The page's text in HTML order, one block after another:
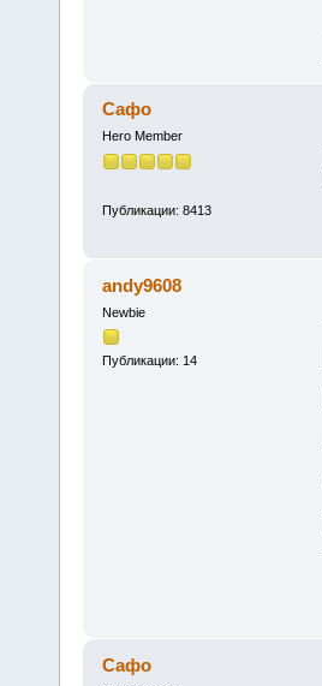
Сафо
Hero Member
Публикации: 8413
andy9608
Newbie
Публикации: 14
Сафо